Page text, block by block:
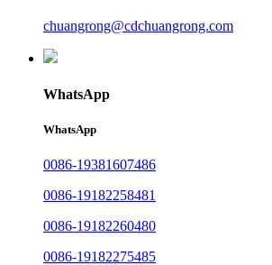
chuangrong@cdchuangrong.com
WhatsApp
WhatsApp
0086-19381607486
0086-19182258481
0086-19182260480
0086-19182275485